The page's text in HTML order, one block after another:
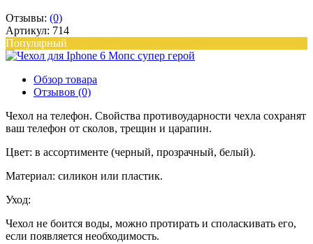
Отзывы: (0)
Артикул: 714
Популярный
Обзор товара
Отзывов (0)
Чехол на телефон. Свойства противоударности чехла сохранят
ваш телефон от сколов, трещин и царапин.
Цвет: в ассортименте (черный, прозрачный, белый).
Материал: силикон или пластик.
Уход:
Чехол не боится воды, можно протирать и споласкивать его,
если появляется необходимость.